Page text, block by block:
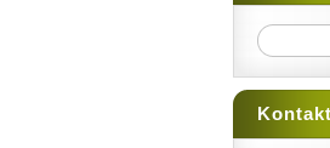
Kontakt